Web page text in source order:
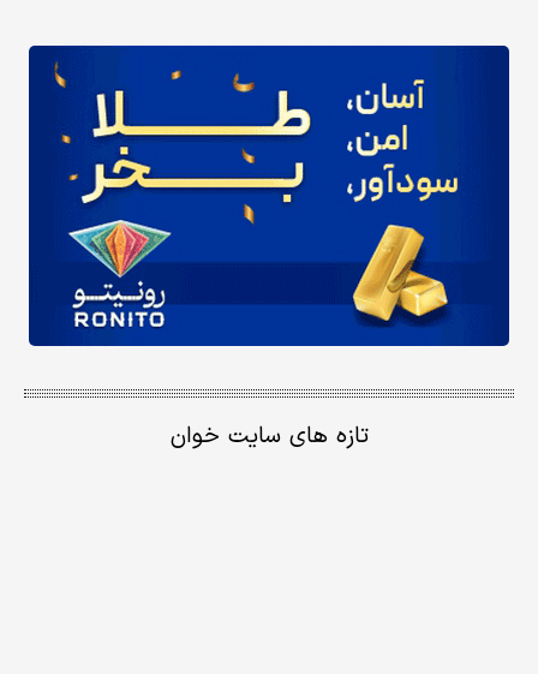
تازه های سایت خوان